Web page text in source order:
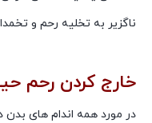
ناگزیر به تخلیه رحم و
خارج کردن رحم
در مورد همه اندام های بدن